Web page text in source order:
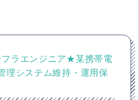
フラエンジニア★某携帯電
理システム維持・運用保